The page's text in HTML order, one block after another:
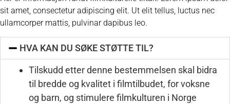
sit amet, consectetur adipiscing elit. Ut elit tellus, luctus nec
ullamcorper mattis, pulvinar dapibus leo.
HVA KAN DU SØKE STØTTE TIL?
Tilskudd etter denne bestemmelsen skal bidra
til bredde og kvalitet i filmtilbudet, for voksne
og barn, og stimulere filmkulturen i Norge